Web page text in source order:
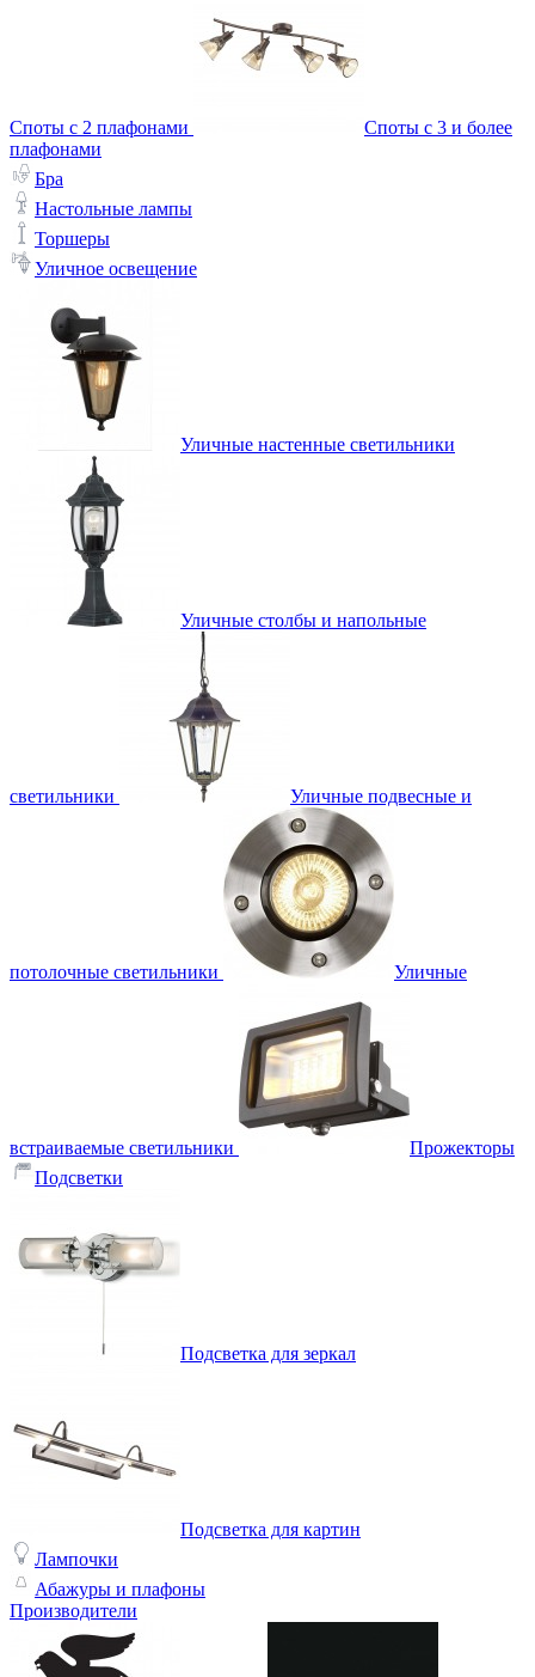
Споты с 2 плафонами
Споты с 3 и более
плафонами
Бра
Настольные лампы
Торшеры
Уличное освещение
Уличные настенные светильники
Уличные столбы и напольные
светильники Уличные подвесные и
потолочные светильники Уличные
встраиваемые светильники
Прожекторы
Подсветки
Подсветка для зеркал
Подсветка для картин
Лампочки
Абажуры и плафоны
Производители